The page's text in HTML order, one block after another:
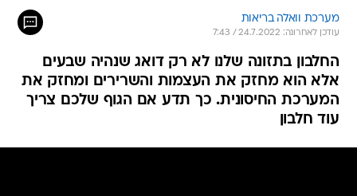
מערכת וואלה בריאות
עודכן לאחרונה: 24.7.2022 / 7:43
החלבון בתזונה שלנו לא רק דואג שנהיה שבעים
אלא הוא מחזק את העצמות והשרירים ומחזק את
המערכת החיסונית. כך תדע אם הגוף שלכם צריך
עוד חלבון